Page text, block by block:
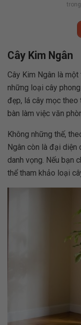
Cây Kim Ngân
Cây Kim Ngân là
những loại cây
đẹp, lá cây mọc theo
bàn làm việc văn
Không những thế,
Ngân còn là đại diện
danh vọng. Nếu bạn
thể tham khảo loại